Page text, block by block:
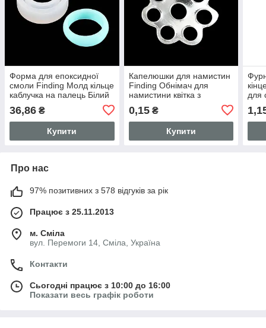
Форма для епоксидної
смоли Finding Молд кільце
каблучка на палець Білий
мм Розмір 16
36,86 ₴
Купити
Капелюшки для намистин
Finding Обнімач для
намистини квітка з
отворами Сріблястий 6 мм
YW0001-70S
0,15₴
Купити
для
Про нас
97% позитивних з 578 відгуків за рік
Працює з 25.11.2013
м. Сміла
вул. Перемоги 14, Сміла, Україна
Контакти
Сьогодні працює з 10:00 до 16:00
Показати весь графік роботи